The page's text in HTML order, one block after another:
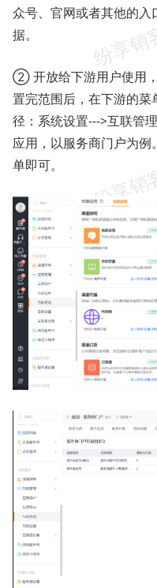
众号、官网或者其他的
据。
② 开放给下游用户使用
置完范围后，在下游的
径：系统设置--->互联管
应用，以服务商门户为
单即可。